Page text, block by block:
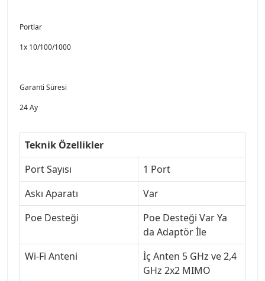
Portlar
1x 10/100/1000
Garanti Süresi
24 Ay
Teknik Özellikler
Port Sayısı
1 Port
Askı Aparatı
Var
Poe Desteği
Poe Desteği Var Ya
da Adaptör İle
Wi-Fi Anteni
İç Anten 5 GHz ve 2,4
GHz 2x2 MIMO